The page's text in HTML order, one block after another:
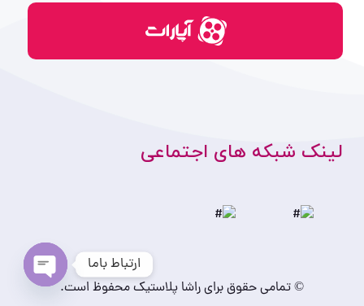
لینک شبکه های اجتماعی
© تمامی حقوق برای راشا پلاستیک محفوظ است.
ارتباط باما